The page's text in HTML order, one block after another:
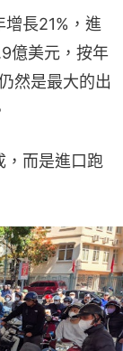
長21%，進
億美元，按年
然是最大的出
，而是進口跑